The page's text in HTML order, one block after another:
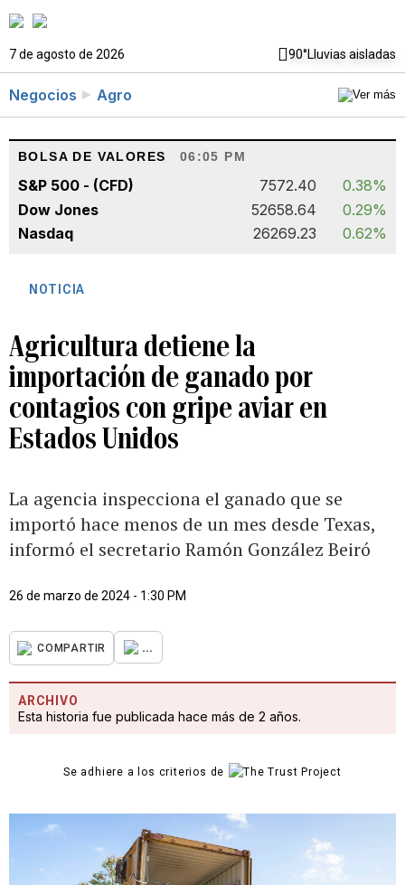
7 de agosto de 2026 90°Lluvias aisladas
Negocios Agro
BOLSA DE VALORES 06:05 PM
S&P 500 - (CFD) 7572.40
0.38%
Dow Jones
52658.64
0.29%
Nasdaq
26269.23 0.62%
NOTICIA
Agricultura detiene la
importación de ganado por
contagios con gripe aviar en
Estados Unidos
La agencia inspecciona el ganado que se
importó hace menos de un mes desde Texas,
informó el secretario Ramón González Beiró
26 de marzo de 2024 - 1:30 PM
COMPARTIR ...
ARCHIVO
Esta historia fue publicada hace más de 2 años.
Se adhiere a los criterios de